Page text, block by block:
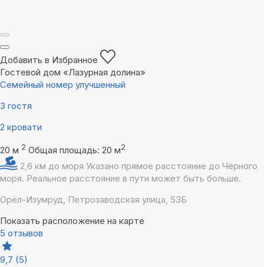
Добавить в Избранное
Гостевой дом «Лазурная долина»
Семейный номер улучшенный
3 гостя
2 кровати
20 м 2 Общая площадь: 20 м2
2,6 км до моря Указано прямое расстояние до Чёрного
моря. Реальное расстояние в пути может быть больше.
Орёл-Изумруд, Петрозаводская улица, 53Б
Показать расположение на карте
5 отзывов
9,7 (5)